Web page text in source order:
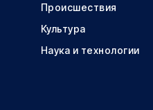
Происшествия
Культура
Наука и технологии